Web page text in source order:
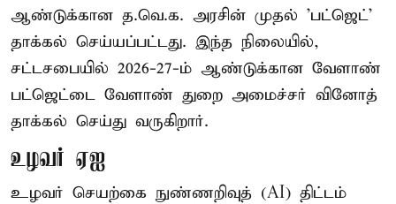
ஆண்டுக்கான த.வெ.க. அரசின் முதல் 'பட்ஜெட்'
தாக்கல் செய்யப்பட்டது. இந்த நிலையில்,
சட்டசபையில் 2026-27-ம் ஆண்டுக்கான வேளாண்
பட்ஜெட்டை வேளாண் துறை அமைச்சர் வினோத்
தாக்கல் செய்து வருகிறார்.
உழவர் ஏஐ
உழவர் செயற்கை நுண்ணறிவுத் (AI) திட்டம்